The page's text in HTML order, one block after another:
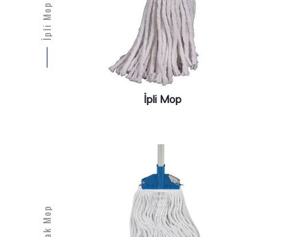
İpli Mop
İpli Mop
Islak Mop